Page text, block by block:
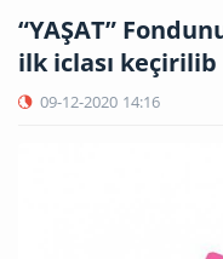
“YAŞAT”
ilk iclası keçirilib
09-12-2020 14:16